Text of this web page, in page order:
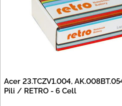
Acer 23.TCZV1.004,
Pili / RETRO - 6 Cell